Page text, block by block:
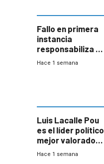
Fallo en primera
instancia
responsabiliza al
Estado por falta
Hace 1 semana
Luis Lacalle Pou
es el líder político
mejor valorado
del país, según
Hace 1 semana